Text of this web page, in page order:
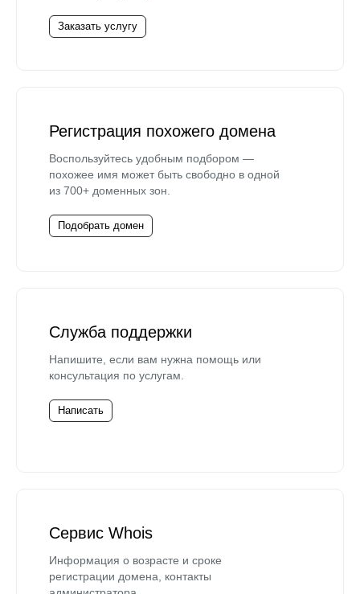
Заказать услугу
Регистрация похожего домена
Воспользуйтесь удобным подбором —
похожее имя может быть свободно в одной
из 700+ доменных зон.
Подобрать домен
Служба поддержки
Напишите, если вам нужна помощь или
консультация по услугам.
Написать
Сервис Whois
Информация о возрасте и сроке
регистрации домена, контакты